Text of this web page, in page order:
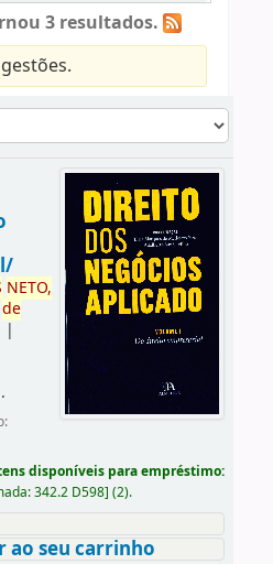
3 resultados.
NETO,
de
|
.
disponíveis para empréstimo:
342.2 D598] (2).
ao seu carrinho